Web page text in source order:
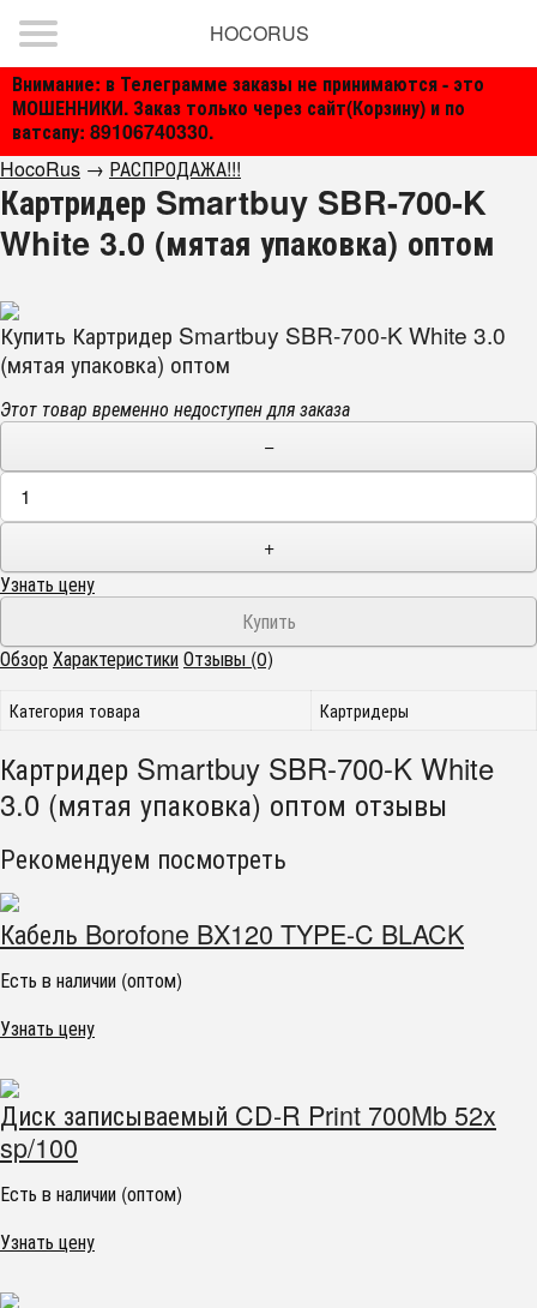
Внимание: в Телеграмме заказы не принимаются - это
МОШЕННИКИ. Заказ только через сайт(Корзину) и по
ватсапу: 89106740330.
HOCORUS
HocoRus → РАСПРОДАЖА!!!
Картридер Smartbuy SBR-700-K
White 3.0 (мятая упаковка) оптом
Купить Картридер Smartbuy SBR-700-K White 3.0
(мятая упаковка) оптом
Этот товар временно недоступен для заказа
−
+
Узнать цену
ОбзорХарактеристикиОтзывы (0)
Категория товара Картридеры
Картридер Smartbuy SBR-700-K White
3.0 (мятая упаковка) оптом отзывы
Рекомендуем посмотреть
Кабель Borofone BX120 TYPE-C BLACK
Есть в наличии (оптом)
Узнать цену
Диск записываемый CD-R Print 700Mb 52x
sp/100
Есть в наличии (оптом)
Узнать цену